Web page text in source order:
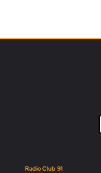
Radio Club 91